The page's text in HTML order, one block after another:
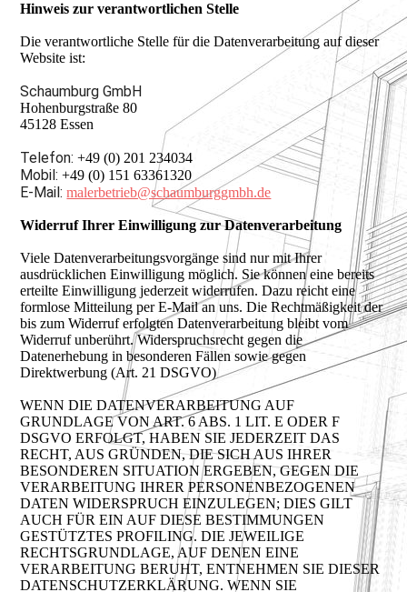
Hinweis zur verantwortlichen Stelle
Die verantwortliche Stelle für die Datenverarbeitung auf dieser
Website ist:
Schaumburg GmbH
Hohenburgstraße 80
45128 Essen
Telefon:+49 (0) 201 234034
Mobil:+49 (0) 151 63361320
E-Mail: malerbetrieb@schaumburggmbh.de
Widerruf Ihrer Einwilligung zur Datenverarbeitung
Viele Datenverarbeitungsvorgänge sind nur mit Ihrer
ausdrücklichen Einwilligung möglich. Sie können eine bereits
erteilte Einwilligung jederzeit widerrufen. Dazu reicht eine
formlose Mitteilung per E-Mail an uns. Die Rechtmäßigkeit der
bis zum Widerruf erfolgten Datenverarbeitung bleibt vom
Widerruf unberührt. Widerspruchsrecht gegen die
Datenerhebung in besonderen Fällen sowie gegen
Direktwerbung (Art. 21 DSGVO)
WENN DIE DATENVERARBEITUNG AUF
GRUNDLAGE VON ART. 6 ABS. 1 LIT. E ODER F
DSGVO ERFOLGT, HABEN SIE JEDERZEIT DAS
RECHT, AUS GRÜNDEN, DIE SICH AUS IHRER
BESONDEREN SITUATION ERGEBEN, GEGEN DIE
VERARBEITUNG IHRER PERSONENBEZOGENEN
DATEN WIDERSPRUCH EINZULEGEN; DIES GILT
AUCH FÜR EIN AUF DIESE BESTIMMUNGEN
GESTÜTZTES PROFILING. DIE JEWEILIGE
RECHTSGRUNDLAGE, AUF DENEN EINE
VERARBEITUNG BERUHT, ENTNEHMEN SIE DIESER
DATENSCHUTZERKLÄRUNG. WENN SIE